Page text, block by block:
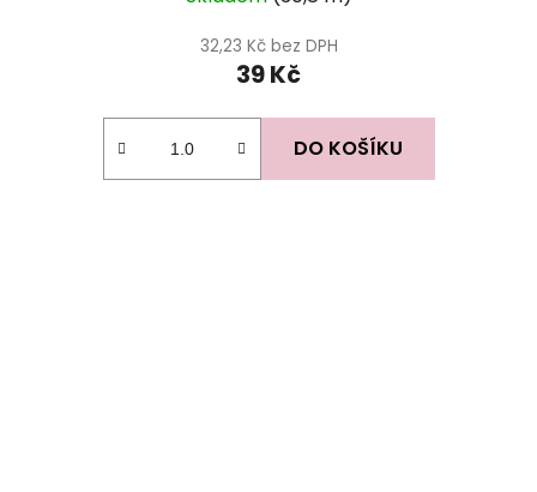
32,23 Kč bez DPH
39 Kč
DO KOŠÍKU